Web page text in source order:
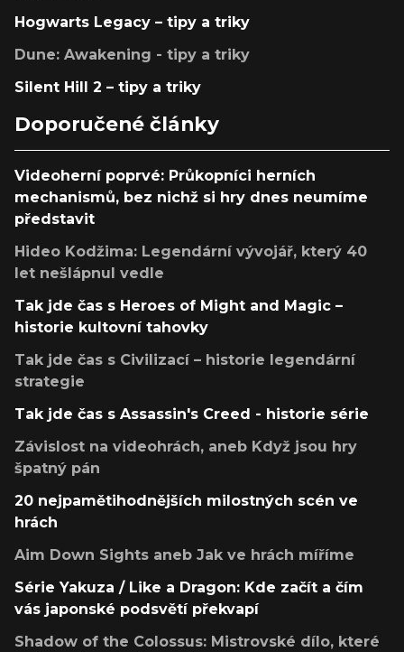
Hogwarts Legacy – tipy a triky
Dune: Awakening - tipy a triky
Silent Hill 2 – tipy a triky
Doporučené články
Videoherní poprvé: Průkopníci herních
mechanismů, bez nichž si hry dnes neumíme
představit
Hideo Kodžima: Legendární vývojář, který 40
let nešlápnul vedle
Tak jde čas s Heroes of Might and Magic –
historie kultovní tahovky
Tak jde čas s Civilizací – historie legendární
strategie
Tak jde čas s Assassin's Creed - historie série
Závislost na videohrách, aneb Když jsou hry
špatný pán
20 nejpamětihodnějších milostných scén ve
hrách
Aim Down Sights aneb Jak ve hrách míříme
Série Yakuza / Like a Dragon: Kde začít a čím
vás japonské podsvětí překvapí
Shadow of the Colossus: Mistrovské dílo, které